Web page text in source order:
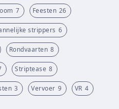
7 Feesten 26
strippers 6
Rondvaarten 8
Striptease 8
3 Vervoer 9 VR 4